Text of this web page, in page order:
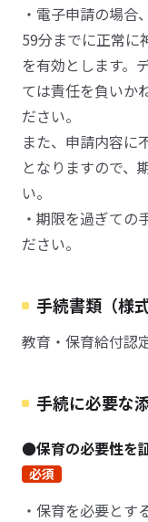
・電子申請の場
59分までに正常に
を有効とします。
ては責任を負いか
ださい。
また、申請内容に
となりますので、
い。
・期限を過ぎての
ださい。
手続書類（様式
教育・保育給付認
手続に必要な
●保育の必要性を
必須
・保育を必要とす